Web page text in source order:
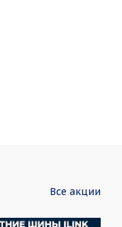
Все акции